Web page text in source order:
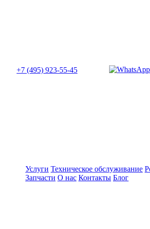
+7 (495) 923-55-45
Услуги Техническое обслуживание
Запчасти О нас Контакты Блог